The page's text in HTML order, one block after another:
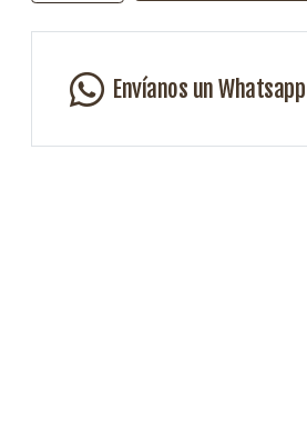
Envíanos un Whatsapp